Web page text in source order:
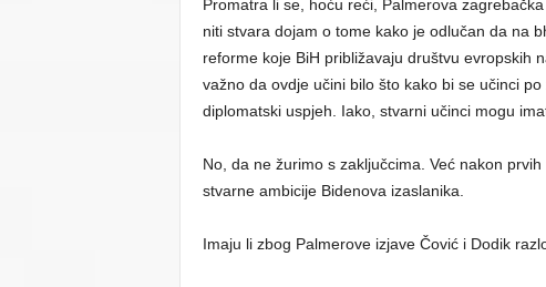
Promatra li se, hoću reći, Palmerova
niti stvara dojam o tome kako je odlučan da na
reforme koje BiH približavaju društvu evropskih
važno da ovdje učini bilo što kako bi se učinci
diplomatski uspjeh. Iako, stvarni učinci mogu
No, da ne žurimo s zaključcima. Već nakon
stvarne ambicije Bidenova izaslanika.
Imaju li zbog Palmerove izjave Čović i Dodik